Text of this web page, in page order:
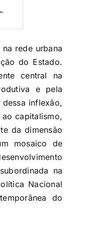
rede urbana
do Estado.
central na
e pela
inflexão,
capitalismo,
da dimensão
mosaico de
na
Nacional
do